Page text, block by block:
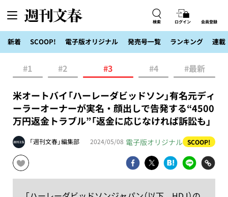
検索 ログイン 会員登録
新着 SCOOP! 電子版オリジナル 発売号一覧 ランキング 連載
#1 #2 #3 #4 #最新
米オートバイ「ハーレーダビッドソン」有名元ディ
ーラーオーナーが実名・顔出しで告発する“4500
万円返金トラブル”「返金に応じなければ訴訟も」
「週刊文春」編集部 2024/05/08 電子版オリジナル SCOOP!